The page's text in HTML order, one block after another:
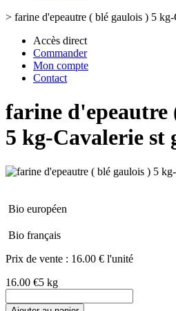
> farine d'epeautre ( blé gaulois ) 5
Accès direct
Commander
Mon compte
Contact
farine d'epeautre
5 kg-Cavalerie st
Bio européen
Bio français
Prix de vente : 16.00 € l'unité
16.00 €5 kg